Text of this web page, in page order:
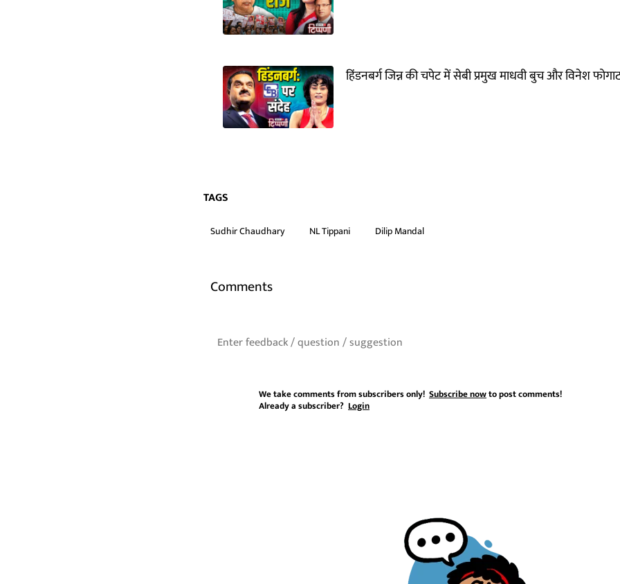
हिंडनबर्ग जिन्न की चपेट में सेबी प्रमुख माधवी बुच और विनेश
TAGS
Sudhir Chaudhary NL Tippani Dilip Mandal
Comments
We take comments from subscribers only! Subscribe nowto post comments!
Already a subscriber? Login